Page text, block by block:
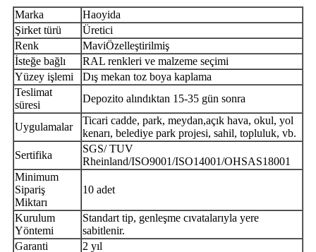
Marka
Haoyida
Şirket türü
Üretici
Renk
MaviÖzelleştirilmiş
İsteğe bağlı
RAL renkleri ve malzeme seçimi
Yüzey işlemi
Dış mekan toz boya kaplama
Teslimat
süresi
Depozito alındıktan 15-35 gün sonra
Uygulamalar
Ticari cadde, park, meydan,açık hava, okul, yol
kenarı, belediye park projesi, sahil, topluluk, vb.
Sertifika
SGS/ TUV
Rheinland/ISO9001/ISO14001/OHSAS18001
Minimum
Sipariş
Miktarı
10 adet
Kurulum
Yöntemi
Standart tip, genleşme cıvatalarıyla yere
sabitlenir.
Garanti
2 yıl